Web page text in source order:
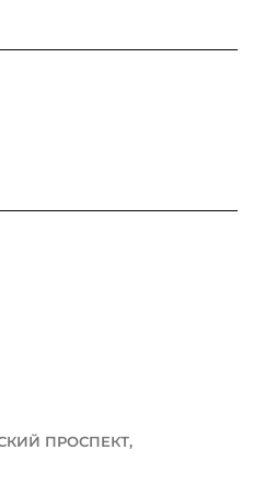
ПРОСПЕКТ,